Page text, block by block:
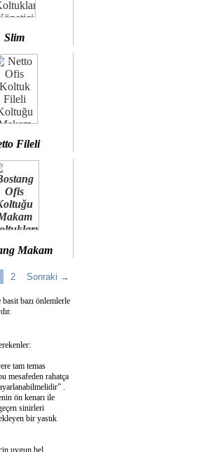
Slim
Fileli
Makam
2 Sonraki →
bazı önlemlerle
tam temas
mesafeden rahatça
.
ön kenarı ile
sinirleri
bir yastık
uygun bel